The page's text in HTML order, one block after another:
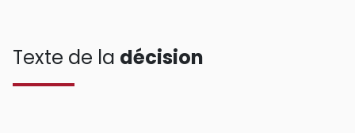
Texte de la décision